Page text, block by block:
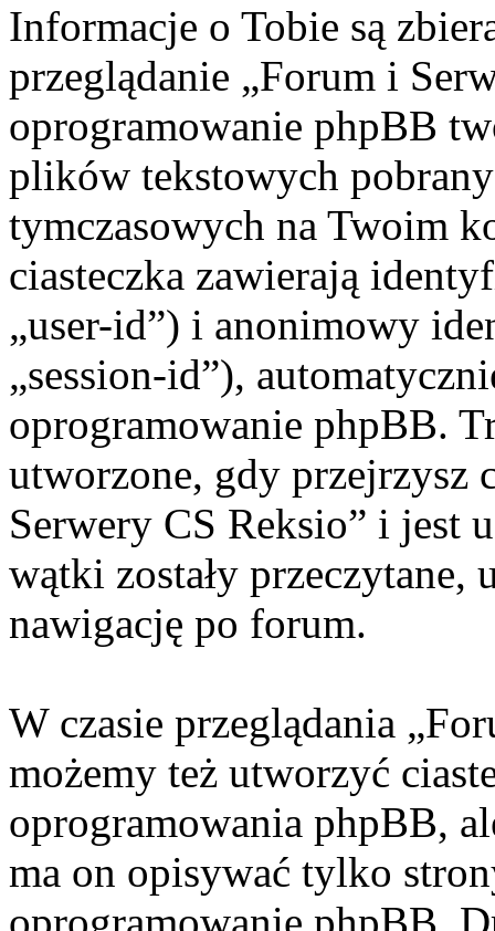
Informacje o Tobie są
przeglądanie „Forum i
oprogramowanie phpBB
plików tekstowych
tymczasowych na Twoim
ciasteczka zawierają
„user-id”) i anonimowy
„session-id”),
oprogramowanie phpBB.
utworzone, gdy przejrzysz
Serwery CS Reksio” i jest
wątki zostały przeczytane,
nawigację po forum.
W czasie przeglądania
możemy też utworzyć
oprogramowania phpBB,
ma on opisywać tylko
oprogramowanie phpBB.